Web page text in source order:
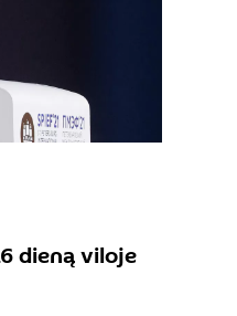
dieną viloje